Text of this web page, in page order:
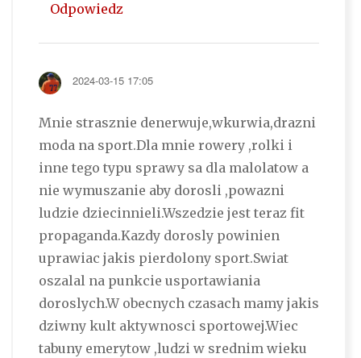
Odpowiedz
2024-03-15 17:05
Mnie strasznie denerwuje,wkurwia,drazni
moda na sport.Dla mnie rowery ,rolki i
inne tego typu sprawy sa dla malolatow a
nie wymuszanie aby dorosli ,powazni
ludzie dziecinnieli.Wszedzie jest teraz fit
propaganda.Kazdy dorosly powinien
uprawiac jakis pierdolony sport.Swiat
oszalal na punkcie usportawiania
doroslych.W obecnych czasach mamy jakis
dziwny kult aktywnosci sportowej.Wiec
tabuny emerytow ,ludzi w srednim wieku